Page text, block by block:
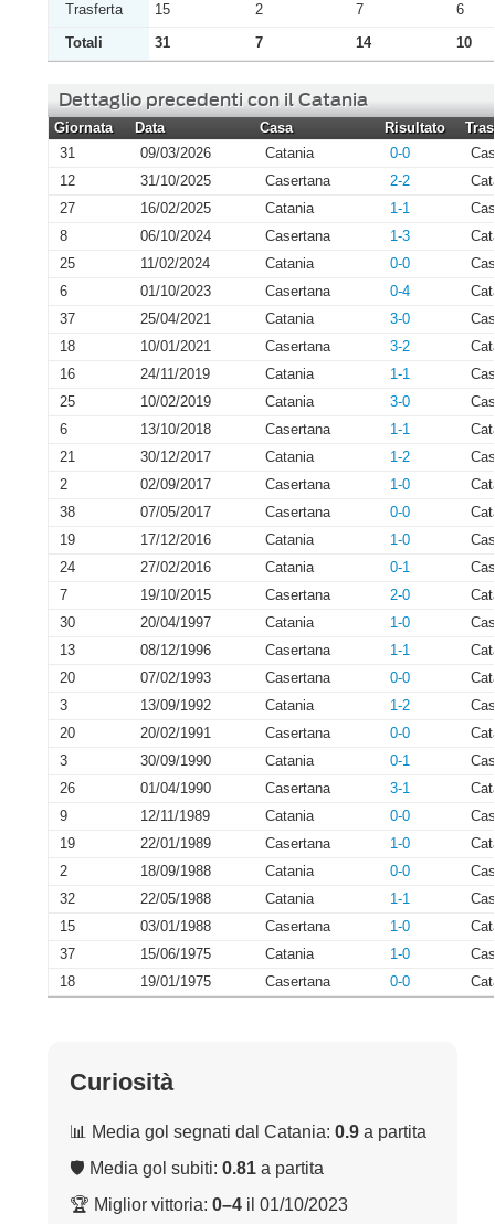
Trasferta
15 2 7
6
Totali
31 7 14 10
Dettaglio precedenti con il Catania
Giornata Data Casa Risultato
31
09/03/2026 Catania 0-0
12
31/10/2025 Casertana 2-2
27
16/02/2025 Catania 1-1
8
06/10/2024 Casertana 1-3
25
11/02/2024 Catania 0-0
6
01/10/2023 Casertana 0-4
37
25/04/2021 Catania 3-0
18
10/01/2021 Casertana 3-2
16
24/11/2019 Catania 1-1
25
10/02/2019 Catania 3-0
6
13/10/2018 Casertana 1-1
21
30/12/2017 Catania 1-2
2
02/09/2017 Casertana 1-0
38
07/05/2017 Casertana 0-0
19
17/12/2016 Catania 1-0
24
27/02/2016 Catania 0-1
7
19/10/2015 Casertana 2-0
30
20/04/1997 Catania 1-0
13
08/12/1996 Casertana 1-1
20
07/02/1993 Casertana 0-0
3
13/09/1992 Catania 1-2
20
20/02/1991 Casertana 0-0
3
30/09/1990 Catania 0-1
26
01/04/1990 Casertana 3-1
9
12/11/1989 Catania 0-0
19
22/01/1989 Casertana 1-0
2
18/09/1988 Catania 0-0
32
22/05/1988 Catania 1-1
15
03/01/1988 Casertana 1-0
37
15/06/1975 Catania 1-0
18
19/01/1975 Casertana 0-0
Curiosità
📊 Media gol segnati dal Catania: 0.9 a partita
🛡 Media gol subiti: 0.81 a partita
🏆 Miglior vittoria: 0–4 il 01/10/2023